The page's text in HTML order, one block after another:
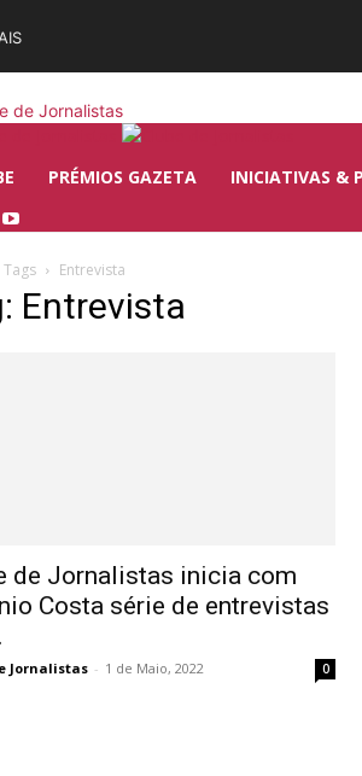
de Jornalistas
PRÉMIOS GAZETA INICIATIVAS &
Tags Entrevista
Entrevista
de Jornalistas inicia com
Costa série de entrevistas
Jornalistas - 1 de Maio, 2022 0